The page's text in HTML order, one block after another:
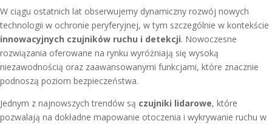
W ciągu ostatnich lat obserwujemy dynamiczny rozwój nowych
technologii w ochronie peryferyjnej, w tym szczególnie w kontekście
innowacyjnych czujników ruchu i detekcji. Nowoczesne
rozwiązania oferowane na rynku wyróżniają się wysoką
niezawodnością oraz zaawansowanymi funkcjami, które znacznie
podnoszą poziom bezpieczeństwa.
Jednym z najnowszych trendów są czujniki lidarowe, które
pozwalają na dokładne mapowanie otoczenia i wykrywanie ruchu w